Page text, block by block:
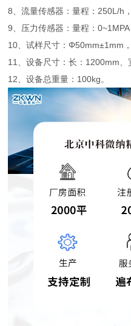
8、流量传感器：量程：250L/h
9、压力传感器：量程：
10、试样尺寸：Φ50mm±1mm
11、设备尺寸：长：1200mm、
12、设备总重量：100kg。